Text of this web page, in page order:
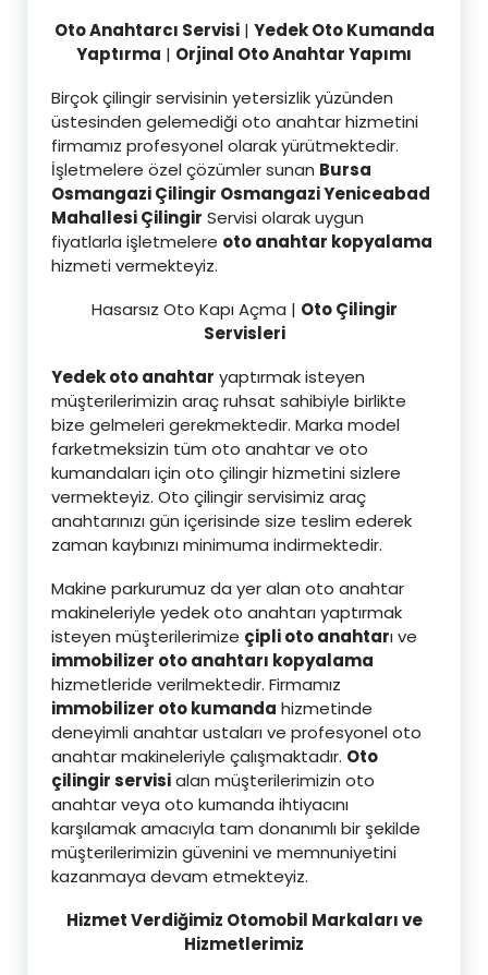
Oto Anahtarcı Servisi| Yedek Oto Kumanda
Yaptırma | Orjinal Oto Anahtar Yapımı
Birçok çilingir servisinin yetersizlik yüzünden
üstesinden gelemediği oto anahtar hizmetini
firmamız profesyonel olarak yürütmektedir.
İşletmelere özel çözümler sunan Bursa
Osmangazi Çilingir Osmangazi Yeniceabad
Mahallesi Çilingir Servisi olarak uygun
fiyatlarla işletmelere oto anahtar kopyalama
hizmeti vermekteyiz.
Hasarsız Oto Kapı Açma | Oto Çilingir
Servisleri
Yedek oto anahtar yaptırmak isteyen
müşterilerimizin araç ruhsat sahibiyle birlikte
bize gelmeleri gerekmektedir. Marka model
farketmeksizin tüm oto anahtar ve oto
kumandaları için oto çilingir hizmetini sizlere
vermekteyiz. Oto çilingir servisimiz araç
anahtarınızı gün içerisinde size teslim ederek
zaman kaybınızı minimuma indirmektedir.
Makine parkurumuz da yer alan oto anahtar
makineleriyle yedek oto anahtarı yaptırmak
isteyen müşterilerimize çipli oto anahtarı ve
immobilizer oto anahtarı kopyalama
hizmetleride verilmektedir. Firmamız
immobilizer oto kumanda hizmetinde
deneyimli anahtar ustaları ve profesyonel oto
anahtar makineleriyle çalışmaktadır. Oto
çilingir servisialan müşterilerimizin oto
anahtar veya oto kumanda ihtiyacını
karşılamak amacıyla tam donanımlı bir şekilde
müşterilerimizin güvenini ve memnuniyetini
kazanmaya devam etmekteyiz.
Hizmet Verdiğimiz Otomobil Markaları ve
Hizmetlerimiz